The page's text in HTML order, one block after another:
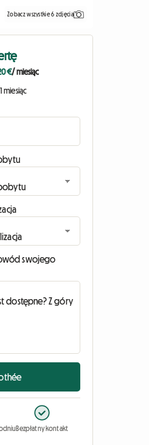
Zobacz wszystkie 6 zdjęcia
€/ miesiąc
miesiąc
swojego
Bezpłatny kontakt